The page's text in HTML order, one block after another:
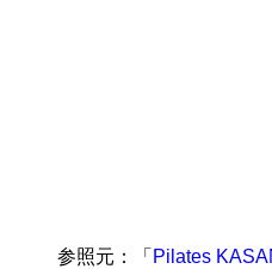
参照元：「 Pilates